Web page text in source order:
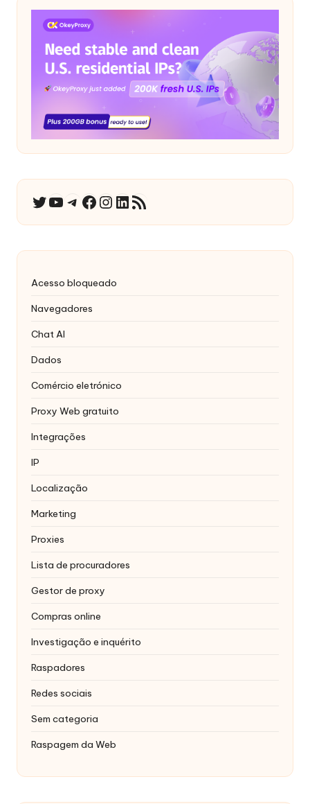
Twitter
YouTube
Telegrama
Facebook
Instagram
LinkedIn
RSS Feed
Acesso bloqueado
Navegadores
Chat AI
Dados
Comércio eletrónico
Proxy Web gratuito
Integrações
IP
Localização
Marketing
Proxies
Lista de procuradores
Gestor de proxy
Compras online
Investigação e inquérito
Raspadores
Redes sociais
Sem categoria
Raspagem da Web